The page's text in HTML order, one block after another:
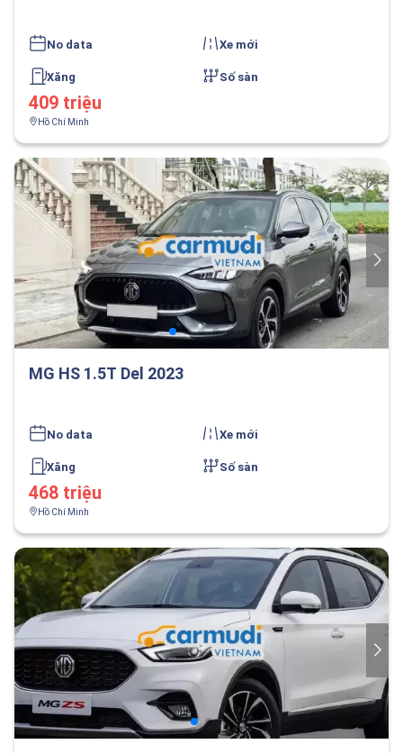
No data Xe mới
Xăng Số sàn
409 triệu
Hồ Chí Minh
MG HS 1.5T Del 2023
No data Xe mới
Xăng Số sàn
468 triệu
Hồ Chí Minh